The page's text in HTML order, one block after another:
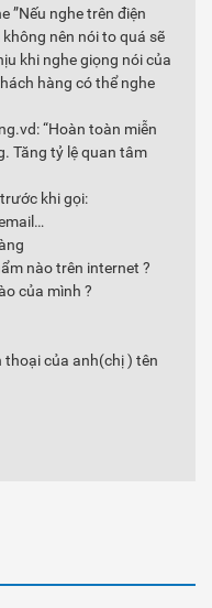
”Nếu nghe trên điện
nên nói to quá sẽ
khi nghe giọng nói của
hàng có thể nghe
“Hoàn toàn miễn
Tăng tỷ lệ quan tâm
khi gọi:
nào trên internet ?
của mình ?
thoại của anh(chị ) tên